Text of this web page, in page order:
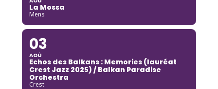
La Mossa
Mens
03
AOÛ
Echos des Balkans : Memories (lauréat
Crest Jazz 2025) / Balkan Paradise
Orchestra
Crest